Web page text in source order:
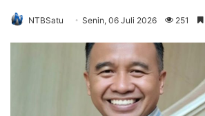
NTBSatu Senin, 06 Juli 2026 251